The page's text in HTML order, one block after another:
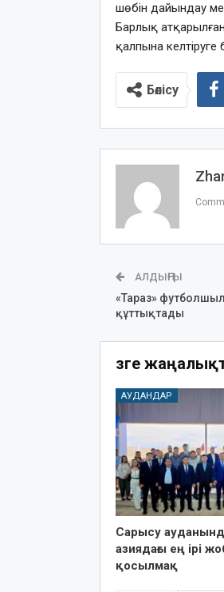
шөбін дайындау
Барлық
қалпына келтіруге
Бөлісу
АЛДЫҢҒЫ
«Тараз»
құттықтады
Өзге
АУДАНДАР
Сарысу
азиядағы ең ірі
қосылмақ